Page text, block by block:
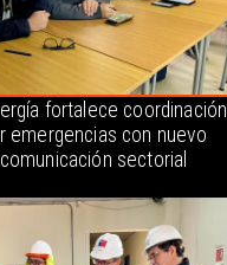
fortalece coordinación
emergencias con nuevo
sectorial